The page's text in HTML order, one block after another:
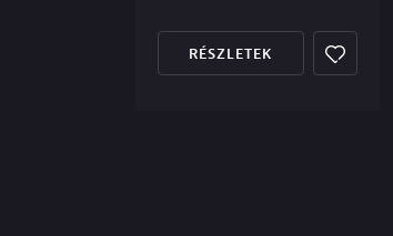
RÉSZLETEK